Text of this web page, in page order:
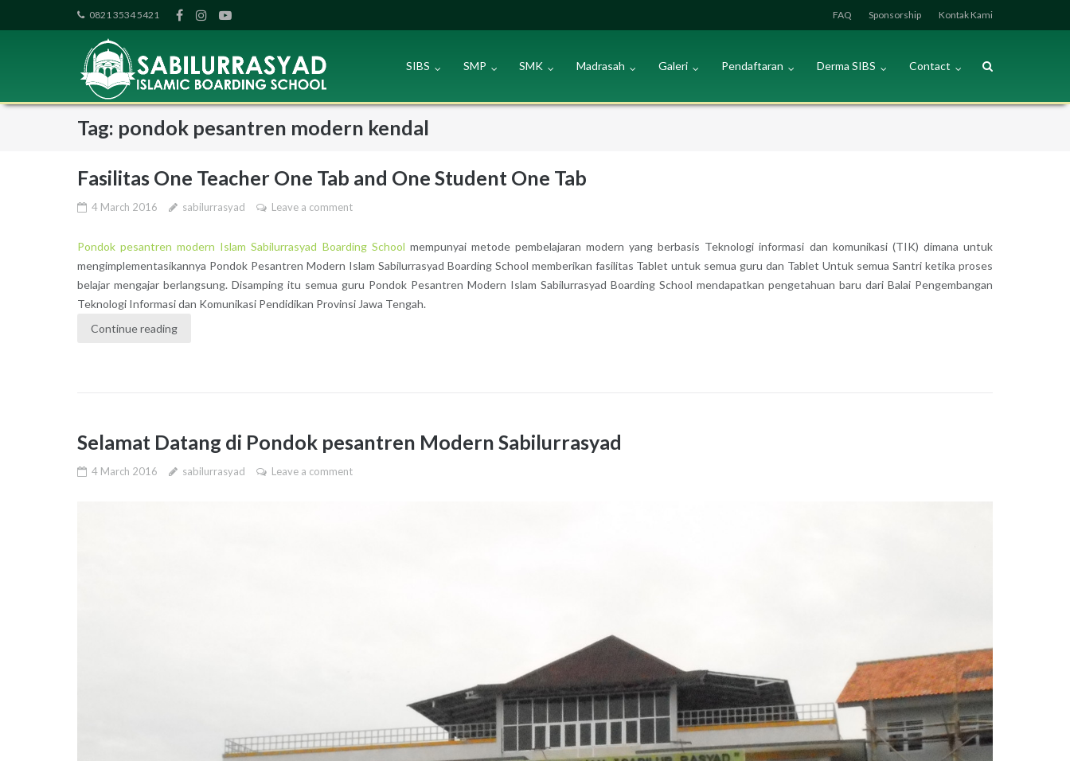
to
0821 3534 5421 FAQ Sponsorship Kontak Kami
SIBS SMP SMK Madrasah Galeri Pendaftaran Derma SIBS Contact
Tag: pondok pesantren modern kendal
Fasilitas One Teacher One Tab and One Student One Tab
4 March 2016 sabilurrasyad Leave a comment
Pondok pesantren modern Islam Sabilurrasyad Boarding School mempunyai metode pembelajaran modern yang berbasis Teknologi informasi dan komunikasi (TIK) dimana untuk
mengimplementasikannya Pondok Pesantren Modern Islam Sabilurrasyad Boarding School memberikan fasilitas Tablet untuk semua guru dan Tablet Untuk semua Santri ketika proses
belajar mengajar berlangsung. Disamping itu semua guru Pondok Pesantren Modern Islam Sabilurrasyad Boarding School mendapatkan pengetahuan baru dari Balai Pengembangan
Teknologi Informasi dan Komunikasi Pendidikan Provinsi Jawa Tengah.
Continue reading
Selamat Datang di Pondok pesantren Modern Sabilurrasyad
4 March 2016 sabilurrasyad Leave a comment